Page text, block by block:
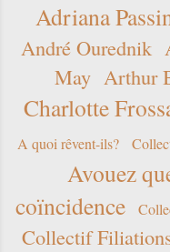
Adriana
André Ourednik
May Arthur
Charlotte
A quoi rêvent-ils?
Avouez
coïncidence
Collectif